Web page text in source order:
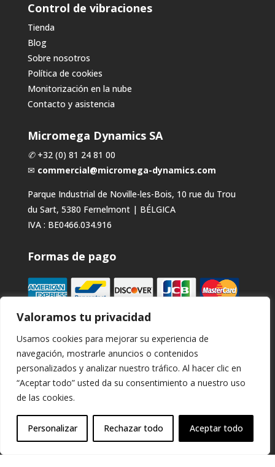
Valoramos tu privacidad
Usamos cookies para mejorar su experiencia de
navegación, mostrarle anuncios o contenidos
personalizados y analizar nuestro tráfico. Al hacer clic en
“Aceptar todo” usted da su consentimiento a nuestro uso
de las cookies.
Personalizar Rechazar todo Aceptar todo
Control de vibraciones
Tienda
Blog
Sobre nosotros
Política de cookies
Monitorización en la nube
Contacto y asistencia
Micromega Dynamics SA
✆ +32 (0) 81 24 81 00
✉ commercial@micromega-dynamics.com
Parque Industrial de Noville-les-Bois, 10 rue du Trou
du Sart, 5380 Fernelmont | BÉLGICA
IVA : BE0466.034.916
Formas de pago
Síguenos en